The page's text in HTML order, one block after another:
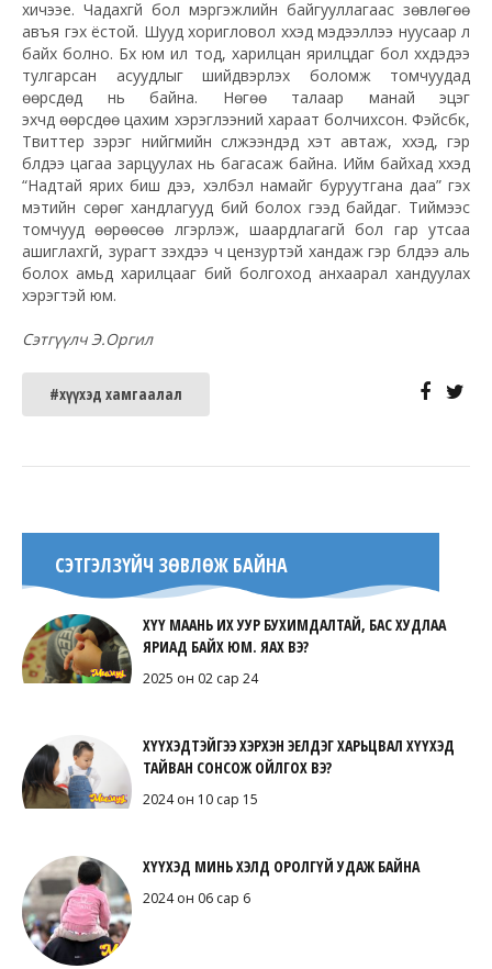
хичээе. Чадахгүй бол мэргэжлийн байгууллагаас зөвлөгөө
авъя гэх ёстой. Шууд хоригловол хүүхэд мэдээллээ нуусаар л
байх болно. Бүх юм ил тод, харилцан ярилцдаг бол хүүхдэдээ
тулгарсан асуудлыг шийдвэрлэх боломж томчуудад
өөрсдөд нь байна. Нөгөө талаар манай эцэг
эхчүүд өөрсдөө цахим хэрэглээний хараат болчихсон. Фэйсбүүк,
Твиттер зэрэг нийгмийн сүлжээнүүдэд хэт автаж, хүүхэд, гэр
бүлдээ цагаа зарцуулах нь багасаж байна. Ийм байхад хүүхэд
“Надтай ярих биш дээ, хэлбэл намайг буруутгана даа” гэх
мэтийн сөрөг хандлагууд бий болох гээд байдаг. Тиймээс
томчууд өөрөөсөө үлгэрлэж, шаардлагагүй бол гар утсаа
ашиглахгүй, зурагт үзэхдээ ч цензуртэй хандаж гэр бүлдээ аль
болох амьд харилцааг бий болгоход анхаарал хандуулах
хэрэгтэй юм.
Сэтгүүлч Э.Оргил
#хүүхэд хамгаалал
СЭТГЭЛЗҮЙЧ ЗӨВЛӨЖ БАЙНА
ХҮҮ МААНЬ ИХ УУР БУХИМДАЛТАЙ, БАС ХУДЛАА
ЯРИАД БАЙХ ЮМ. ЯАХ ВЭ?
2025 он 02 сар 24
ХҮҮХЭДТЭЙГЭЭ ХЭРХЭН ЭЕЛДЭГ ХАРЬЦВАЛ ХҮҮХЭД
ТАЙВАН СОНСОЖ ОЙЛГОХ ВЭ?
2024 он 10 сар 15
ХҮҮХЭД МИНЬ ХЭЛД ОРОЛГҮЙ УДАЖ БАЙНА
2024 он 06 сар 6